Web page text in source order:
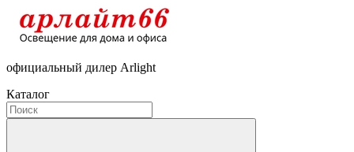
официальный дилер Arlight
Каталог